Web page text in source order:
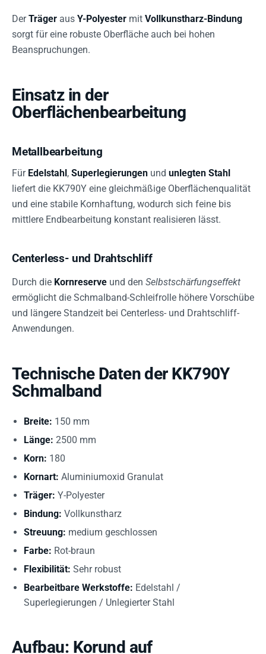
DerTräger aus Y-Polyester mit Vollkunstharz-Bindung
sorgt für eine robuste Oberfläche auch bei hohen
Beanspruchungen.
Einsatz in der
Oberflächenbearbeitung
Metallbearbeitung
Für Edelstahl, Superlegierungen und unlegten Stahl
liefert die KK790Y eine gleichmäßige Oberflächenqualität
und eine stabile Kornhaftung, wodurch sich feine bis
mittlere Endbearbeitung konstant realisieren lässt.
Centerless- und Drahtschliff
Durch die Kornreserve und den Selbstschärfungseffekt
ermöglicht die Schmalband-Schleifrolle höhere Vorschübe
und längere Standzeit bei Centerless- und Drahtschliff-
Anwendungen.
Technische Daten der KK790Y
Schmalband
Breite: 150 mm
Länge: 2500 mm
Korn: 180
Kornart: Aluminiumoxid Granulat
Träger: Y-Polyester
Bindung: Vollkunstharz
Streuung: medium geschlossen
Farbe: Rot-braun
Flexibilität: Sehr robust
Bearbeitbare Werkstoffe: Edelstahl /
Superlegierungen / Unlegierter Stahl
Aufbau: Korund auf